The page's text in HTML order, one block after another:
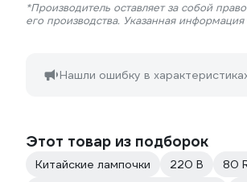
*Производитель оставляет за собой
его производства. Указанная
Нашли ошибку в
Этот товар из подборок
Китайские лампочки 220 В 80